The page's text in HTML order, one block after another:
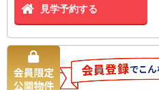
見学予約する
新築一戸建て
グレイス
築一戸建て